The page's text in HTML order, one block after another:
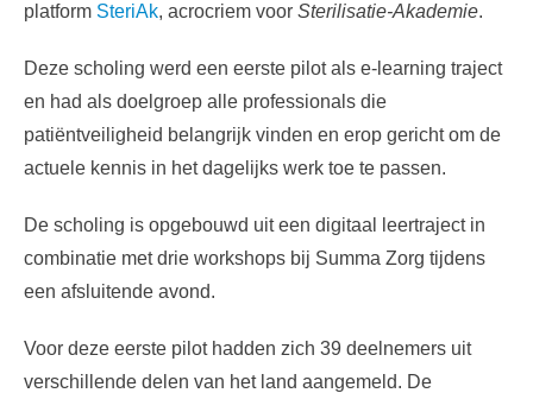
platform SteriAk, acrocriem voor Sterilisatie-Akademie.
Deze scholing werd een eerste pilot als e-learning traject
en had als doelgroep alle professionals die
patiëntveiligheid belangrijk vinden en erop gericht om de
actuele kennis in het dagelijks werk toe te passen.
De scholing is opgebouwd uit een digitaal leertraject in
combinatie met drie workshops bij Summa Zorg tijdens
een afsluitende avond.
Voor deze eerste pilot hadden zich 39 deelnemers uit
verschillende delen van het land aangemeld. De